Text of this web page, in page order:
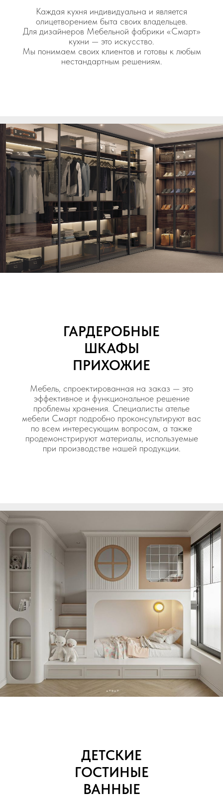
Каждая кухня индивидуальна и является
олицетворением быта своих владельцев.
Для дизайнеров Мебельной фабрики «Смарт»
кухни — это искусство.
Мы понимаем своих клиентов и готовы к любым
нестандартным решениям.
ГАРДЕРОБНЫЕ
ШКАФЫ
ПРИХОЖИЕ
Мебель, спроектированная на заказ — это
эффективное и функциональное решение
проблемы хранения. Специалисты ателье
мебели Смарт подробно проконсультируют вас
по всем интересующим вопросам, а также
продемонстрируют материалы, используемые
при производстве нашей продукции.
ДЕТСКИЕ
ГОСТИНЫЕ
ВАННЫЕ